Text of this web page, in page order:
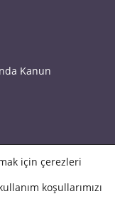
Kanun
için çerezleri
koşullarımızı